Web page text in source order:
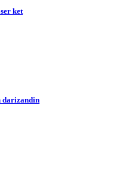
ket
darizandin